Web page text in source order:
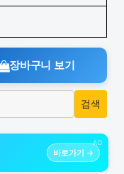
장바구니 보기
AD
바로가기 →